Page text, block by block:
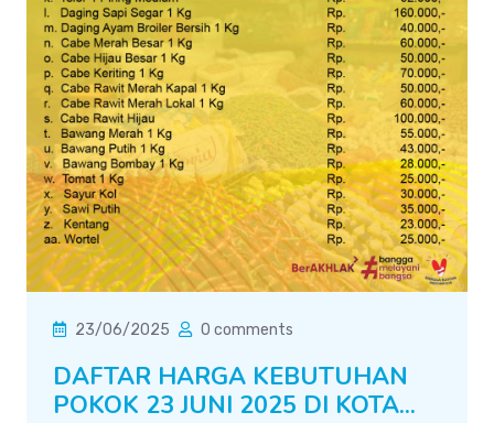
23/06/2025 0 comments
DAFTAR HARGA KEBUTUHAN
POKOK 23 JUNI 2025 DI KOTA...